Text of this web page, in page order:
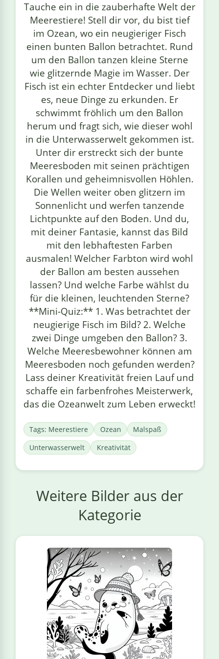
Tauche ein in die zauberhafte Welt der
Meerestiere! Stell dir vor, du bist tief
im Ozean, wo ein neugieriger Fisch
einen bunten Ballon betrachtet. Rund
um den Ballon tanzen kleine Sterne
wie glitzernde Magie im Wasser. Der
Fisch ist ein echter Entdecker und liebt
es, neue Dinge zu erkunden. Er
schwimmt fröhlich um den Ballon
herum und fragt sich, wie dieser wohl
in die Unterwasserwelt gekommen ist.
Unter dir erstreckt sich der bunte
Meeresboden mit seinen prächtigen
Korallen und geheimnisvollen Höhlen.
Die Wellen weiter oben glitzern im
Sonnenlicht und werfen tanzende
Lichtpunkte auf den Boden. Und du,
mit deiner Fantasie, kannst das Bild
mit den lebhaftesten Farben
ausmalen! Welcher Farbton wird wohl
der Ballon am besten aussehen
lassen? Und welche Farbe wählst du
für die kleinen, leuchtenden Sterne?
**Mini-Quiz:** 1. Was betrachtet der
neugierige Fisch im Bild? 2. Welche
zwei Dinge umgeben den Ballon? 3.
Welche Meeresbewohner können am
Meeresboden noch gefunden werden?
Lass deiner Kreativität freien Lauf und
schaffe ein farbenfrohes Meisterwerk,
das die Ozeanwelt zum Leben erweckt!
Tags: Meerestiere Ozean
Malspaß
Unterwasserwelt
Kreativität
Weitere Bilder aus der
Kategorie